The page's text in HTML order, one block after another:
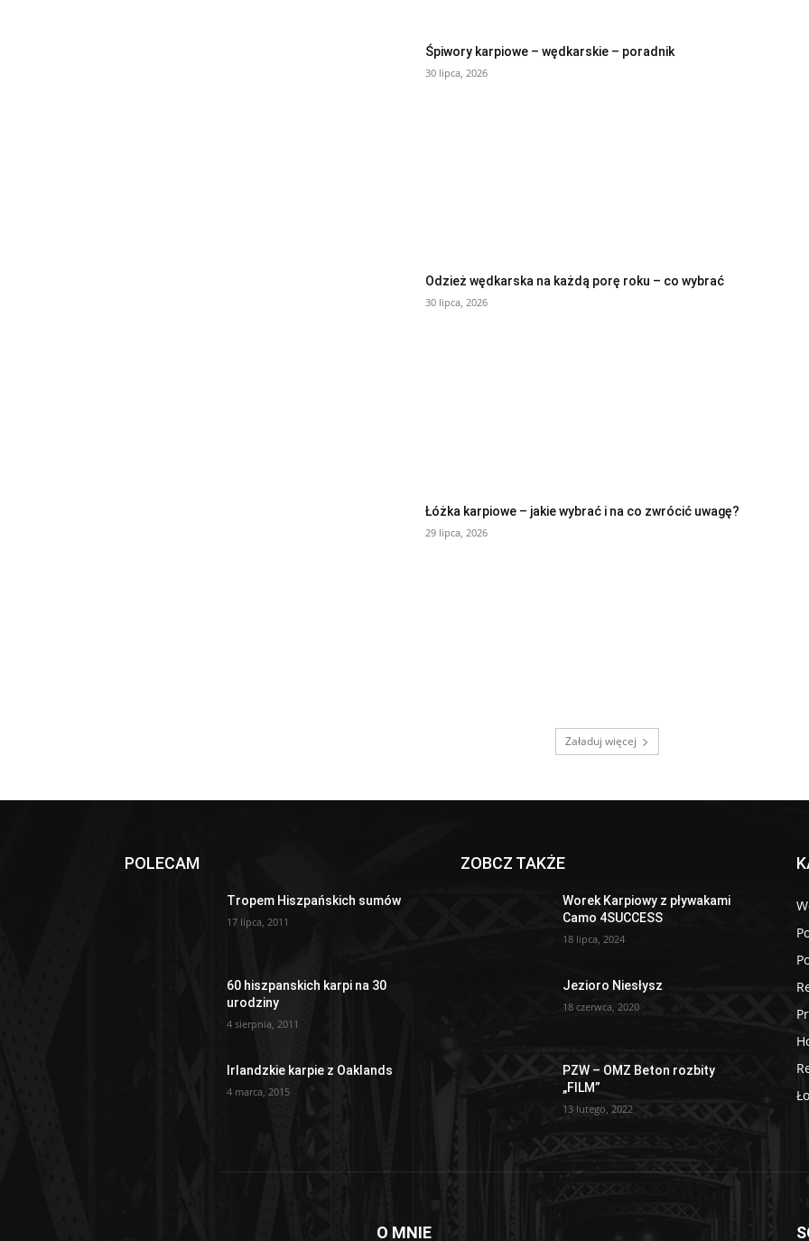
Śpiwory karpiowe – wędkarskie – poradnik
30 lipca, 2026
Odzież wędkarska na każdą porę roku – co wybrać
30 lipca, 2026
Łóżka karpiowe – jakie wybrać i na co zwrócić uwagę?
29 lipca, 2026
Załaduj więcej
POLECAM
Tropem Hiszpańskich sumów
17 lipca, 2011
60 hiszpanskich karpi na 30
urodziny
4 sierpnia, 2011
Irlandzkie karpie z Oaklands
4 marca, 2015
ZOBCZ TAKŻE
Worek Karpiowy z pływakami
Camo 4SUCCESS
18 lipca, 2024
Jezioro Niesłysz
18 czerwca, 2020
PZW – OMZ Beton rozbity
„FILM”
13 lutego, 2022
O MNIE